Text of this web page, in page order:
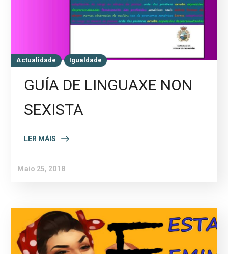
Actualidade Igualdade
GUÍA DE LINGUAXE NON
SEXISTA
LER MÁIS
Maio 25, 2018